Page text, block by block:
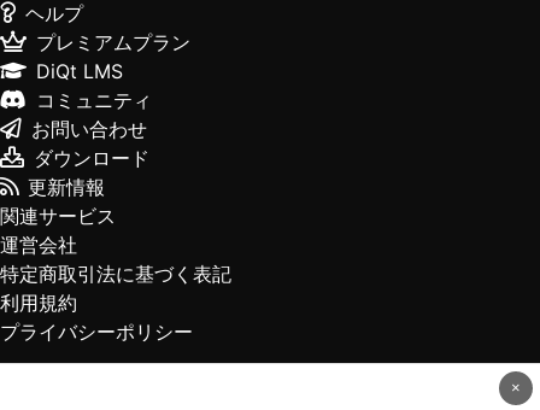
×
ヘルプ
プレミアムプラン
DiQt LMS
コミュニティ
お問い合わせ
ダウンロード
更新情報
関連サービス
運営会社
特定商取引法に基づく表記
利用規約
プライバシーポリシー